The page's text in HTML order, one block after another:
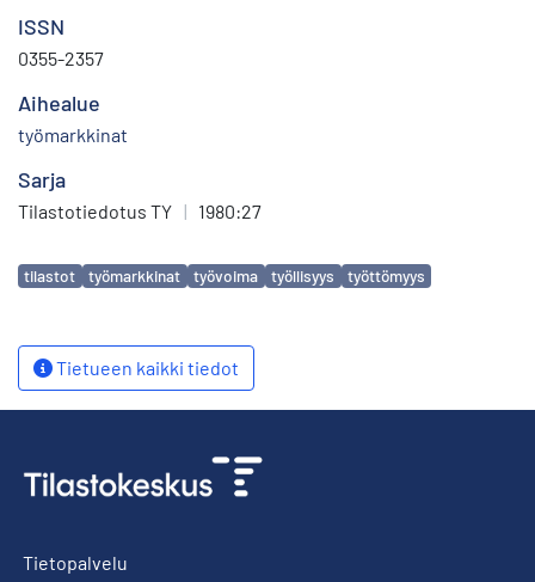
ISSN
0355-2357
Aihealue
työmarkkinat
Sarja
Tilastotiedotus TY | 1980:27
Avainsanat
tilastot työmarkkinat työvoima työllisyys työttömyys
Tietueen kaikki tiedot
Tietopalvelu